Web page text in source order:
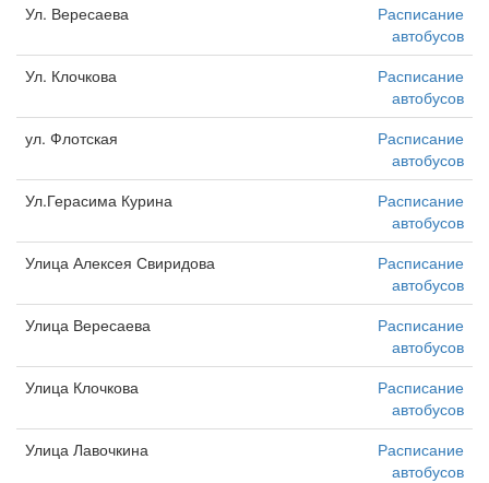
Ул. Вересаева
Расписание
автобусов
Ул. Клочкова
Расписание
автобусов
ул. Флотская
Расписание
автобусов
Ул.Герасима Курина
Расписание
автобусов
Улица Алексея Свиридова
Расписание
автобусов
Улица Вересаева
Расписание
автобусов
Улица Клочкова
Расписание
автобусов
Улица Лавочкина
Расписание
автобусов